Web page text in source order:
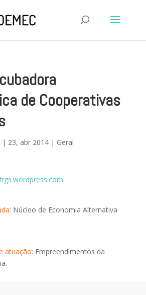
de Cooperativas
| 23, abr 2014| Geral
: Núcleo de Economia Alternativa
atuação: Empreendimentos da